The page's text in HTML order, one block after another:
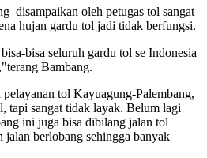
disampaikan oleh petugas tol sangat
hujan gardu tol jadi tidak berfungsi.
bisa seluruh gardu tol se Indonesia
Bambang.
tol Kayuagung-Palembang,
tapi sangat tidak layak. Belum lagi
ini juga bisa dibilang jalan tol
jalan berlobang sehingga banyak